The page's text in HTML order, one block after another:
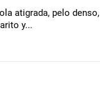
atigrada, pelo denso,
y...